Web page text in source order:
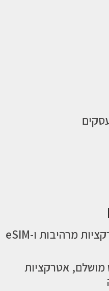
גטבורג: נופש מושלם, אטרקציות מרהיבות ו-eSIM
מושלם, אטרקציות